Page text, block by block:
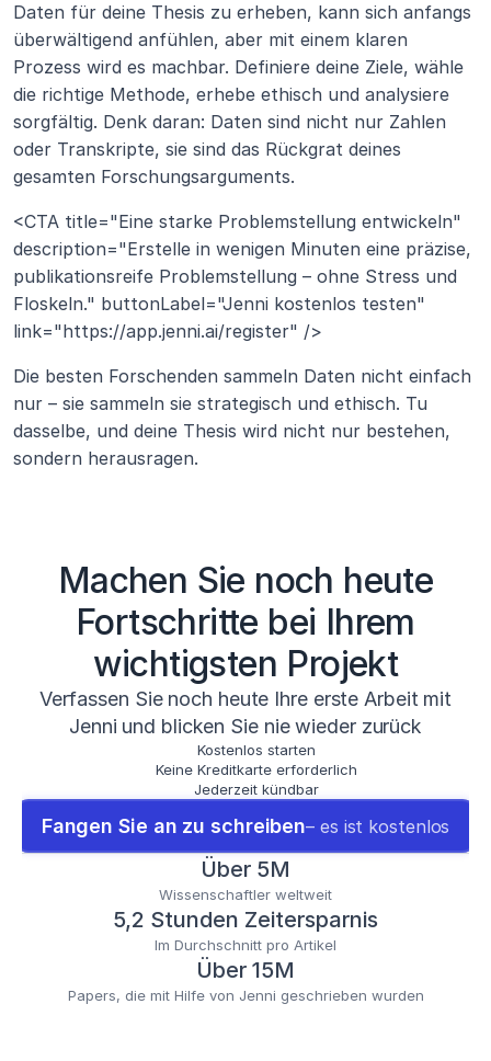
Daten für deine Thesis zu erheben, kann sich anfangs
überwältigend anfühlen, aber mit einem klaren
Prozess wird es machbar. Definiere deine Ziele, wähle
die richtige Methode, erhebe ethisch und analysiere
sorgfältig. Denk daran: Daten sind nicht nur Zahlen
oder Transkripte, sie sind das Rückgrat deines
gesamten Forschungsarguments.
<CTA title="Eine starke Problemstellung entwickeln"
description="Erstelle in wenigen Minuten eine präzise,
publikationsreife Problemstellung – ohne Stress und
Floskeln." buttonLabel="Jenni kostenlos testen"
link="https://app.jenni.ai/register" />
Die besten Forschenden sammeln Daten nicht einfach
nur – sie sammeln sie strategisch und ethisch. Tu
dasselbe, und deine Thesis wird nicht nur bestehen,
sondern herausragen.
Machen Sie noch heute
Fortschritte bei Ihrem
wichtigsten Projekt
Verfassen Sie noch heute Ihre erste Arbeit mit
Jenni und blicken Sie nie wieder zurück
Kostenlos starten
Keine Kreditkarte erforderlich
Jederzeit kündbar
Fangen Sie an zu schreiben– es ist kostenlos
Über 5M
Wissenschaftler weltweit
5,2 Stunden Zeitersparnis
Im Durchschnitt pro Artikel
Über 15M
Papers, die mit Hilfe von Jenni geschrieben wurden